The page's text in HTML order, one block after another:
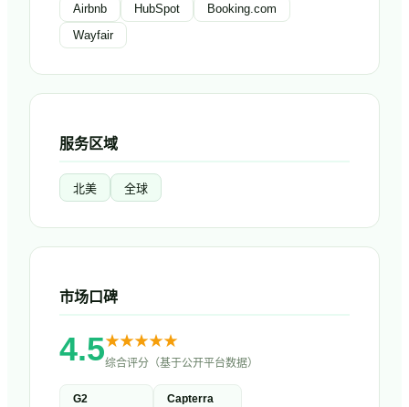
Airbnb HubSpot
Booking.com
Wayfair
服务区域
北美 全球
市场口碑
4.5★★★★★
综合评分（基于公开平台数据）
G2 Capterra